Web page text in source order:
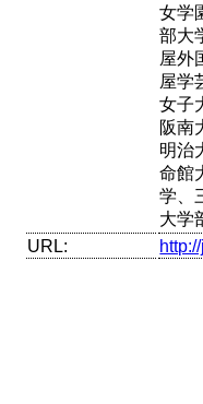
女学
部大
屋外
屋学
女子
阪南
明治
命館
学、
大学
URL: